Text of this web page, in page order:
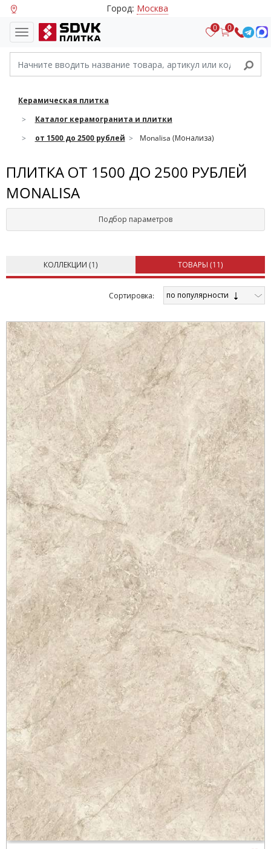
Город: Москва
0 0
Керамическая плитка
Каталог керамогранита и плитки
от 1500 до 2500 рублей
Monalisa (Монализа)
ПЛИТКА ОТ 1500 ДО 2500 РУБЛЕЙ
MONALISA
Подбор параметров
КОЛЛЕКЦИИ (1) ТОВАРЫ (11)
Cортировка: по популярности